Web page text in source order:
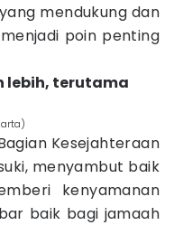
mendukung dan
poin penting
lebih, terutama
Kesejahteraan
menyambut baik
kenyamanan
baik bagi jamaah